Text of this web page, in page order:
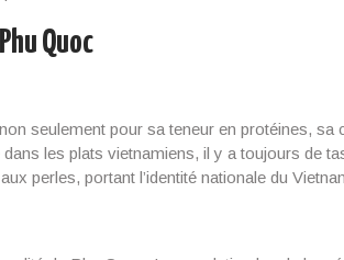
Quoc
seulement pour sa teneur en protéines,
les plats vietnamiens, il y a toujours de
perles, portant l’identité nationale du